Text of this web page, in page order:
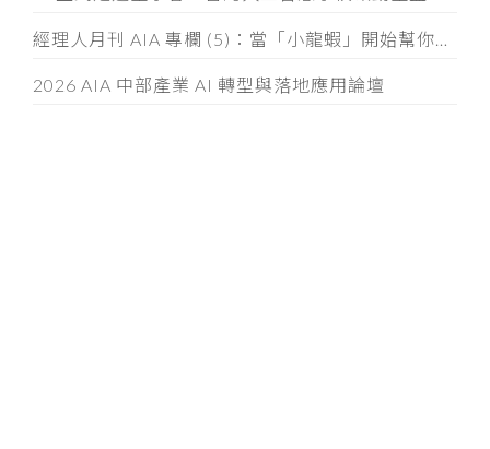
2026 AIA 中部產業 AI 轉型與落地應用論壇